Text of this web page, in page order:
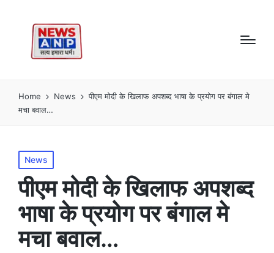
Home News
पीएम मोदी के खिलाफ अपशब्द भाषा के प्रयोग पर बंगाल मे
मचा बवाल…
Posted
in
News
पीएम मोदी के खिलाफ अपशब्द
भाषा के प्रयोग पर बंगाल मे
मचा बवाल…